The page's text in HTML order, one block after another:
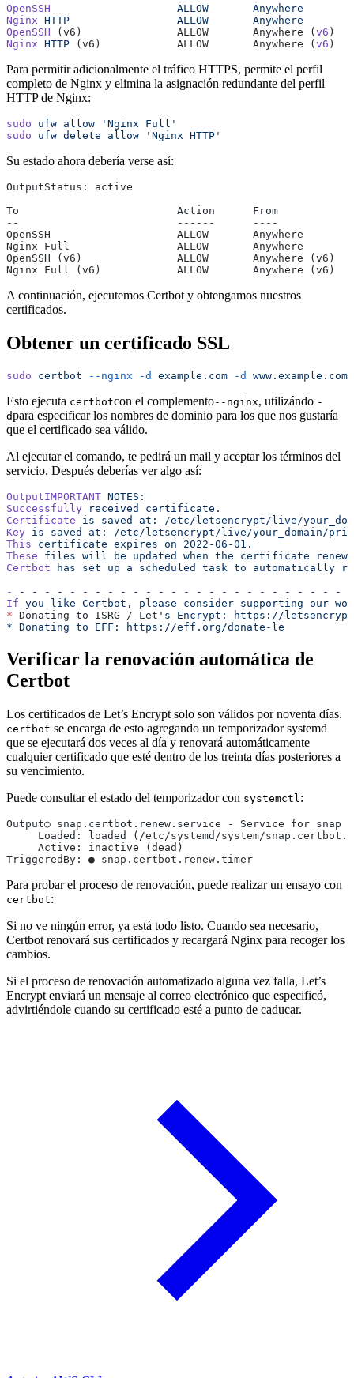
OpenSSH
                    ALLOW
       Anywhere
Nginx HTTP
                 ALLOW
       Anywhere
OpenSSH (v6)               ALLOW       Anywhere ( v6
Nginx HTTP (v6)            ALLOW       Anywhere ( v6 )
Para permitir adicionalmente el tráfico HTTPS, permite el perfil
completo de Nginx y elimina la asignación redundante del perfil
HTTP de Nginx:
sudo ufw allow 'Nginx Full'
sudo ufw delete allow 'Nginx HTTP'
Su estado ahora debería verse así:
OutputStatus: active
To                         Action      From
--                         ------      ----
OpenSSH                    ALLOW       Anywhere
Nginx Full                 ALLOW       Anywhere
OpenSSH (v6)               ALLOW       Anywhere (v6)
Nginx Full (v6)            ALLOW       Anywhere (v6)
A continuación, ejecutemos Certbot y obtengamos nuestros
certificados.
Obtener un certificado SSL
sudo certbot --nginx -d example.com -d www.example.com
Esto ejecuta certbotcon el complemento--nginx, utilizándo -
dpara especificar los nombres de dominio para los que nos gustaría
que el certificado sea válido.
Al ejecutar el comando, te pedirá un mail y aceptar los términos del
servicio. Después deberías ver algo así:
OutputIMPORTANT NOTES:
Successfully received
certificate.
Certificate is saved at:
/etc/letsencrypt/live/
Key is saved at:
/etc/letsencrypt/live/your_domain/
This certificate expires on 2022-06-01.
These files will be updated when the certificate
Certbot has set up a scheduled task to automatically
-
- - - - - - - - - - - - - - - - - - - - - - - - - -
If you like Certbot, please consider supporting our
* Donating to ISRG / Let 's Encrypt: https://
* Donating to EFF: https://eff.org/donate-le
Verificar la renovación automática de
Certbot
Los certificados de Let’s Encrypt solo son válidos por noventa días.
certbot se encarga de esto agregando un temporizador systemd
que se ejecutará dos veces al día y renovará automáticamente
cualquier certificado que esté dentro de los treinta días posteriores a
su vencimiento.
Puede consultar el estado del temporizador con systemctl :
Output○ snap.certbot.renew.service - Service for snap
Loaded: loaded (/etc/systemd/system/
     Active: inactive (dead)
TriggeredBy: ● snap.certbot.renew.timer
Para probar el proceso de renovación, puede realizar un ensayo con
certbot:
Si no ve ningún error, ya está todo listo. Cuando sea necesario,
Certbot renovará sus certificados y recargará Nginx para recoger los
cambios.
Si el proceso de renovación automatizado alguna vez falla, Let’s
Encrypt enviará un mensaje al correo electrónico que especificó,
advirtiéndole cuando su certificado esté a punto de caducar.